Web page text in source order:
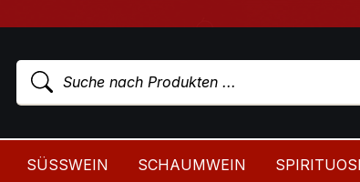
SÜSSWEIN SCHAUMWEIN